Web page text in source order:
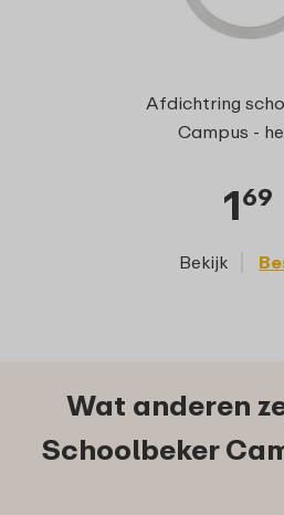
Afdichtring
Campus -
169
Bekijk
Wat anderen
Schoolbeker